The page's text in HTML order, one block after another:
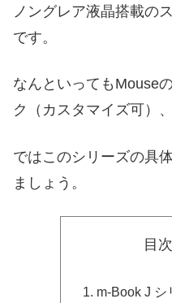
ノングレア液晶搭載の
です。
なんといってもMouse
ク（カスタマイズ可）
ではこのシリーズの具
ましょう。
目次
m-Book J シ